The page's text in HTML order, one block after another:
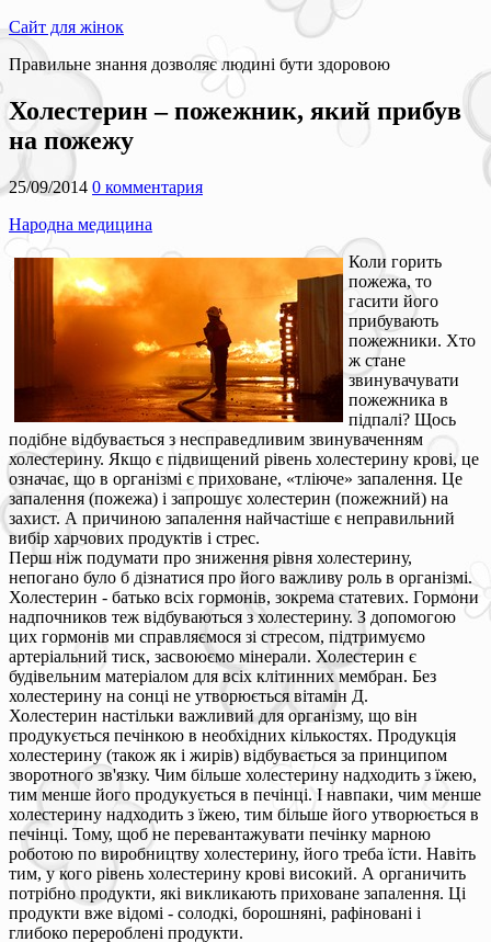
Сайт для жінок
Правильне знання дозволяє людині бути здоровою
Холестерин – пожежник, який прибув
на пожежу
25/09/2014 0 комментария
Народна медицина
Коли горить
пожежа, то
гасити його
прибувають
пожежники. Хто
ж стане
звинувачувати
пожежника в
підпалі? Щось
подібне відбувається з несправедливим звинуваченням
холестерину. Якщо є підвищений рівень холестерину крові, це
означає, що в організмі є приховане, «тліюче» запалення. Це
запалення (пожежа) і запрошує холестерин (пожежний) на
захист. А причиною запалення найчастіше є неправильний
вибір харчових продуктів і стрес.
Перш ніж подумати про зниження рівня холестерину,
непогано було б дізнатися про його важливу роль в організмі.
Холестерин - батько всіх гормонів, зокрема статевих. Гормони
надпочников теж відбуваються з холестерину. З допомогою
цих гормонів ми справляємося зі стресом, підтримуємо
артеріальний тиск, засвоюємо мінерали. Холестерин є
будівельним матеріалом для всіх клітинних мембран. Без
холестерину на сонці не утворюється вітамін Д.
Холестерин настільки важливий для організму, що він
продукується печінкою в необхідних кількостях. Продукція
холестерину (також як і жирів) відбувається за принципом
зворотного зв'язку. Чим більше холестерину надходить з їжею,
тим менше його продукується в печінці. І навпаки, чим менше
холестерину надходить з їжею, тим більше його утворюється в
печінці. Тому, щоб не перевантажувати печінку марною
роботою по виробництву холестерину, його треба їсти. Навіть
тим, у кого рівень холестерину крові високий. А органичить
потрібно продукти, які викликають приховане запалення. Ці
продукти вже відомі - солодкі, борошняні, рафіновані і
глибоко перероблені продукти.